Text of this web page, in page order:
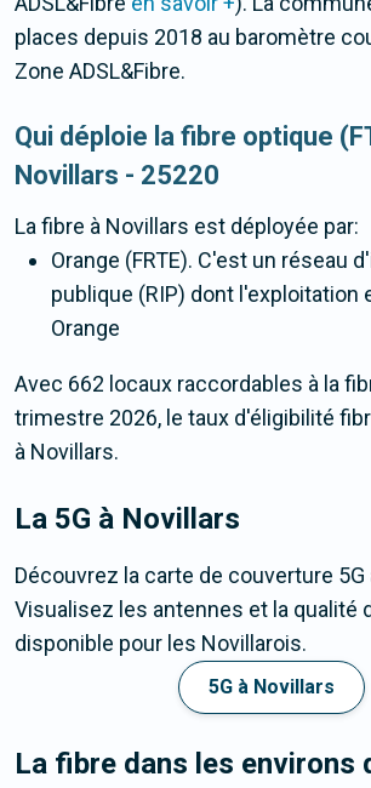
places depuis 2018 au baromètre
Zone ADSL&Fibre.
Qui déploie la fibre optique
Novillars - 25220
La fibre à Novillars est déployée par:
Orange (FRTE). C'est un réseau
publique (RIP) dont l'exploitation
Orange
Avec 662 locaux raccordables à la
trimestre 2026, le taux d'éligibilité
à Novillars.
La 5G à Novillars
Découvrez la carte de couverture 5G
Visualisez les antennes et la qualité
disponible pour les Novillarois.
5G à Novillars
La fibre dans les environs